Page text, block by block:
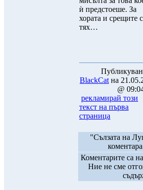
ѝ предстоеше. За
хората и срещите с
тях…
BlackCat на
@
рекламирай този
текст на първа
страница
"Сълзата на
Коментарите са
Ние не сме